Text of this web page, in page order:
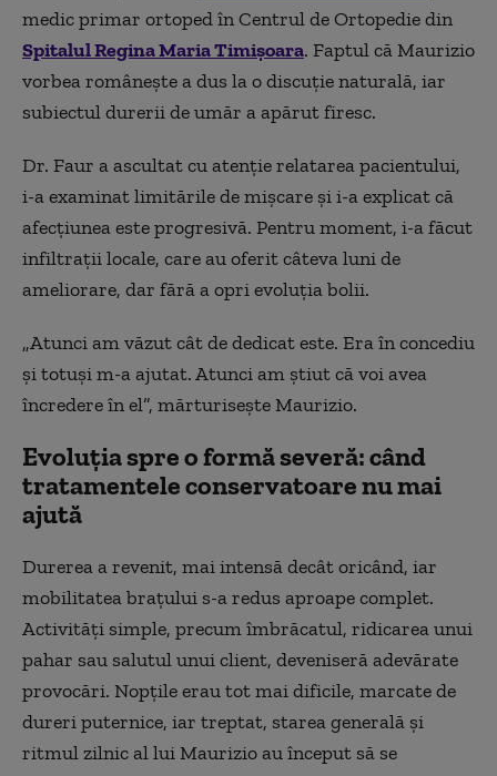
medic primar ortoped în Centrul de Ortopedie din
Spitalul Regina Maria Timișoara. Faptul că Maurizio
vorbea românește a dus la o discuție naturală, iar
subiectul durerii de umăr a apărut firesc.
Dr. Faur a ascultat cu atenție relatarea pacientului,
i-a examinat limitările de mișcare și i-a explicat că
afecțiunea este progresivă. Pentru moment, i-a făcut
infiltrații locale, care au oferit câteva luni de
ameliorare, dar fără a opri evoluția bolii.
„Atunci am văzut cât de dedicat este. Era în concediu
și totuși m-a ajutat. Atunci am știut că voi avea
încredere în el”, mărturisește Maurizio.
Evoluția spre o formă severă: când
tratamentele conservatoare nu mai
ajută
Durerea a revenit, mai intensă decât oricând, iar
mobilitatea brațului s-a redus aproape complet.
Activități simple, precum îmbrăcatul, ridicarea unui
pahar sau salutul unui client, deveniseră adevărate
provocări. Nopțile erau tot mai dificile, marcate de
dureri puternice, iar treptat, starea generală și
ritmul zilnic al lui Maurizio au început să se